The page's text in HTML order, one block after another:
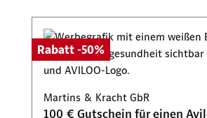
Rabatt -50%
Martins & Kracht GbR
100 € Gutschein für einen